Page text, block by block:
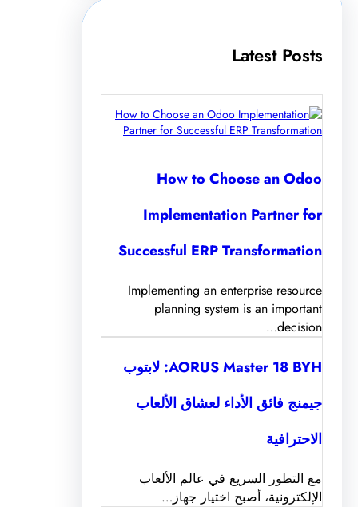
h
Latest Posts
How to Choose an Odoo
Implementation Partner for
Successful ERP Transformation
Implementing an enterprise resource
planning system is an important
decision…
AORUS Master 18 BYH: لابتوب
جيمنج فائق الأداء لعشاق الألعاب
الاحترافية
مع التطور السريع في عالم الألعاب
الإلكترونية، أصبح اختيار جهاز…